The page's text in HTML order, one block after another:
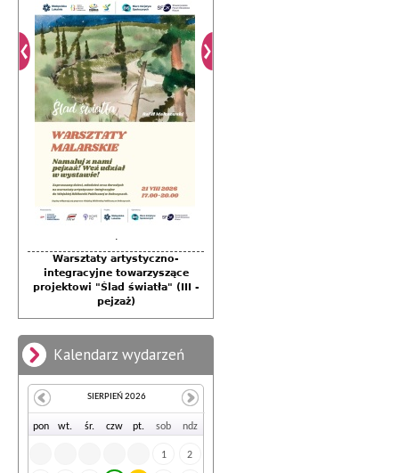
.
Warsztaty artystyczno-
integracyjne towarzyszące
projektowi "Ślad światła" (III -
pejzaż)
Kalendarz wydarzeń
pon wt. śr. czw pt. sob ndz
1 2
SIERPIEŃ 2026